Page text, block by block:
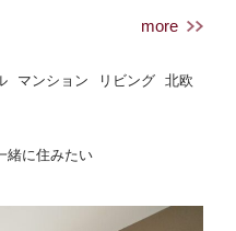
more
マンション リビング 北欧
緒に住みたい